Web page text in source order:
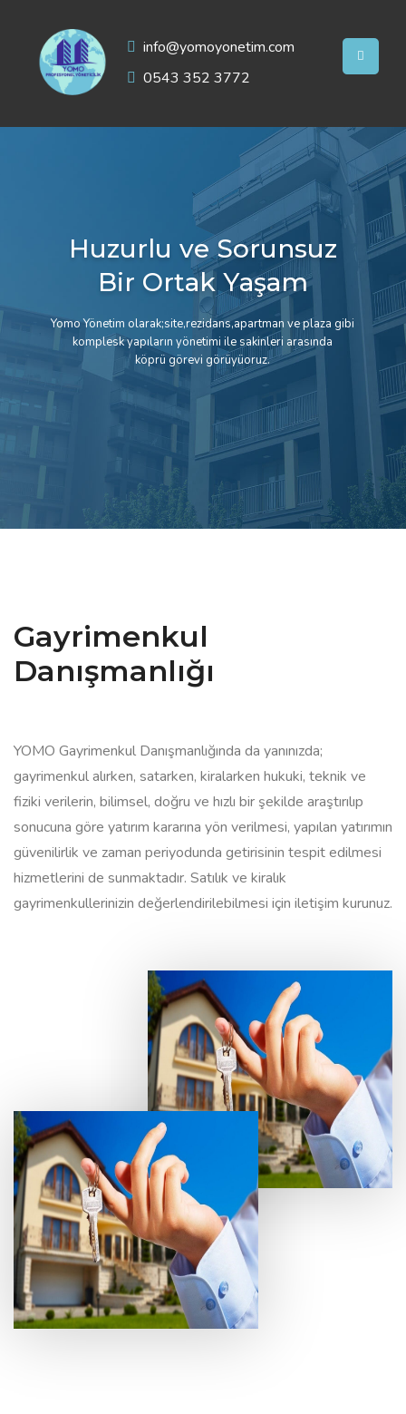
info@yomoyonetim.com
0543 352 3772
Huzurlu ve Sorunsuz
Bir Ortak Yaşam
Yomo Yönetim olarak;site,rezidans,apartman ve plaza gibi
komplesk yapıların yönetimi ile sakinleri arasında
köprü görevi görüyüoruz.
Gayrimenkul
Danışmanlığı
YOMO Gayrimenkul Danışmanlığında da yanınızda;
gayrimenkul alırken, satarken, kiralarken hukuki, teknik ve
fiziki verilerin, bilimsel, doğru ve hızlı bir şekilde araştırılıp
sonucuna göre yatırım kararına yön verilmesi, yapılan yatırımın
güvenilirlik ve zaman periyodunda getirisinin tespit edilmesi
hizmetlerini de sunmaktadır. Satılık ve kiralık
gayrimenkullerinizin değerlendirilebilmesi için iletişim kurunuz.